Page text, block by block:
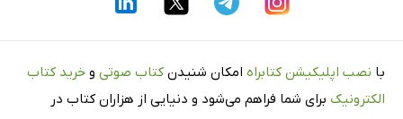
با نصب اپلیکیشن کتابراه امکان شنیدن کتاب صوتی و خرید کتاب
الکترونیک برای شما فراهم می‌شود و دنیایی از هزاران کتاب در